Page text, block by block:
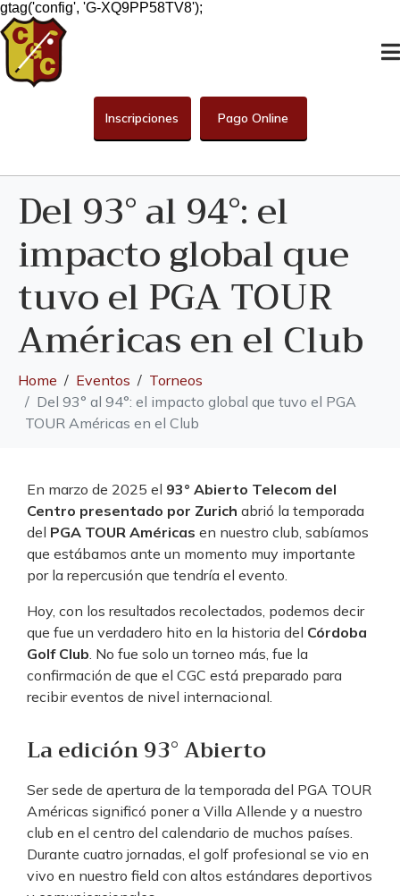
gtag('config', 'G-XQ9PP58TV8');
Inscripciones Pago Online
Del 93° al 94°: el
impacto global que
tuvo el PGA TOUR
Américas en el Club
Home Eventos
Torneos
Del 93° al 94°: el impacto global que tuvo el PGA
TOUR Américas en el Club
En marzo de 2025 el 93° Abierto Telecom del
Centro presentado por Zurich abrió la temporada
del PGA TOUR Américas en nuestro club, sabíamos
que estábamos ante un momento muy importante
por la repercusión que tendría el evento.
Hoy, con los resultados recolectados, podemos decir
que fue un verdadero hito en la historia del Córdoba
Golf Club . No fue solo un torneo más, fue la
confirmación de que el CGC está preparado para
recibir eventos de nivel internacional.
La edición 93° Abierto
Ser sede de apertura de la temporada del PGA TOUR
Américas significó poner a Villa Allende y a nuestro
club en el centro del calendario de muchos países.
Durante cuatro jornadas, el golf profesional se vio en
vivo en nuestro field con altos estándares deportivos